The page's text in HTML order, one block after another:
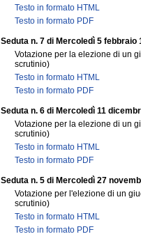
Testo in formato HTML
Testo in formato PDF
Seduta n. 7 di Mercoledì 5 febbraio
Votazione per la elezione di un
scrutinio)
Testo in formato HTML
Testo in formato PDF
Seduta n. 6 di Mercoledì 11
Votazione per la elezione di un
scrutinio)
Testo in formato HTML
Testo in formato PDF
Seduta n. 5 di Mercoledì 27
Votazione per l'elezione di un
scrutinio)
Testo in formato HTML
Testo in formato PDF